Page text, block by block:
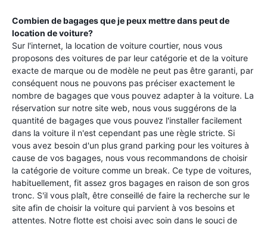
Combien de bagages que je peux mettre dans peut de
location de voiture?
Sur l'internet, la location de voiture courtier, nous vous
proposons des voitures de par leur catégorie et de la voiture
exacte de marque ou de modèle ne peut pas être garanti, par
conséquent nous ne pouvons pas préciser exactement le
nombre de bagages que vous pouvez adapter à la voiture. La
réservation sur notre site web, nous vous suggérons de la
quantité de bagages que vous pouvez l'installer facilement
dans la voiture il n'est cependant pas une règle stricte. Si
vous avez besoin d'un plus grand parking pour les voitures à
cause de vos bagages, nous vous recommandons de choisir
la catégorie de voiture comme un break. Ce type de voitures,
habituellement, fit assez gros bagages en raison de son gros
tronc. S'il vous plaît, être conseillé de faire la recherche sur le
site afin de choisir la voiture qui parvient à vos besoins et
attentes. Notre flotte est choisi avec soin dans le souci de